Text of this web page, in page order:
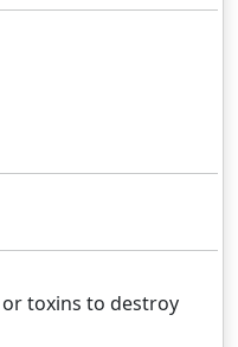
toxins to destroy